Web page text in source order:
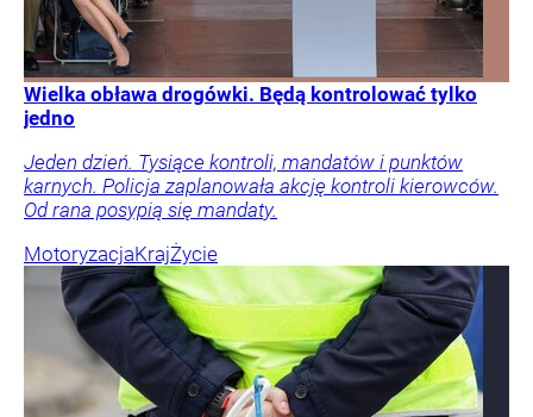
Wielka obława drogówki. Będą kontrolować tylko
jedno
Jeden dzień. Tysiące kontroli, mandatów i punktów
karnych. Policja zaplanowała akcję kontroli kierowców.
Od rana posypią się mandaty.
MotoryzacjaKrajŻycie